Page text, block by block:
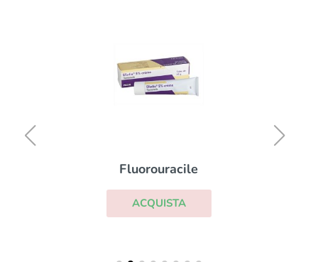
Fluorouracile
ACQUISTA